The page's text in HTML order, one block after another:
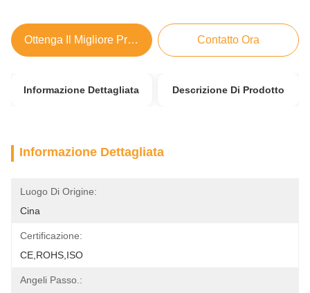
Ottenga Il Migliore Prezzo Contatto Ora
Informazione Dettagliata Descrizione Di Prodotto
Informazione Dettagliata
Luogo Di Origine:
Cina
Certificazione:
CE,ROHS,ISO
Angeli Passo.: